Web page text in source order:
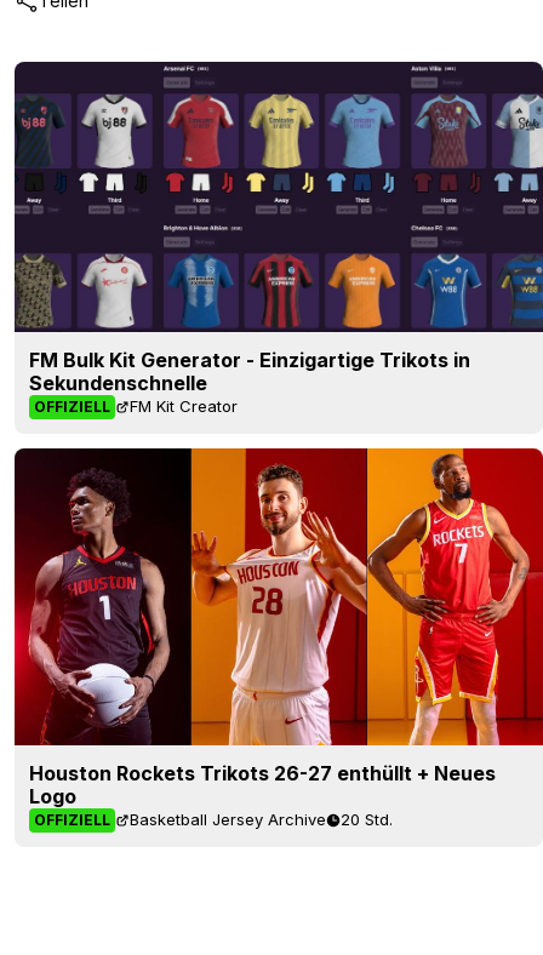
FM Bulk Kit Generator - Einzigartige Trikots in
Sekundenschnelle
OFFIZIELL FM Kit Creator
Houston Rockets Trikots 26-27 enthüllt + Neues
Logo
OFFIZIELL Basketball Jersey Archive 20 Std.